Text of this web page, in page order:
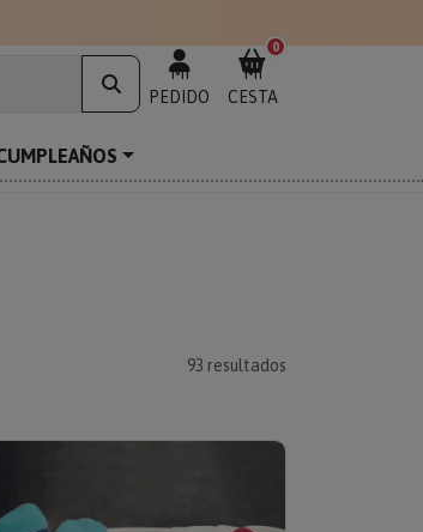
MI
PEDIDO
0
MI
CESTA
93 resultados